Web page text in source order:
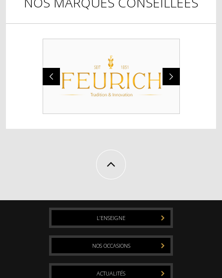
L’ENSEIGNE
NOS OCCASIONS
ACTUALITÉS